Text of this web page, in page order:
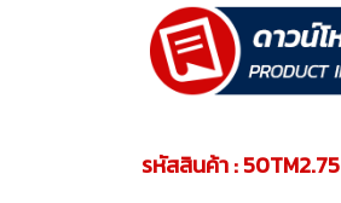
รหัสสินค้า : 50TM2.75